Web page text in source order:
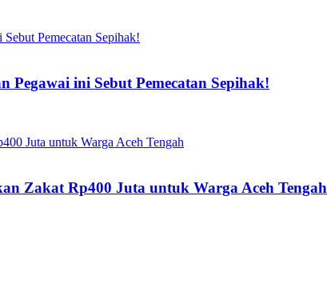
ini Sebut Pemecatan Sepihak!
Zakat Rp400 Juta untuk Warga Aceh Tengah